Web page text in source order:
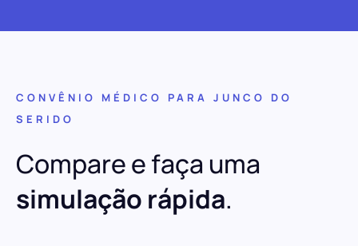
CONVÊNIO MÉDICO PARA JUNCO DO
SERIDO
Compare e faça uma
simulação rápida.